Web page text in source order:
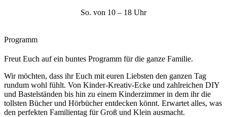
So. von 10 – 18 Uhr
Programm
Freut Euch auf ein buntes Programm für die ganze Familie.
Wir möchten, dass ihr Euch mit euren Liebsten den ganzen Tag
rundum wohl fühlt. Von Kinder-Kreativ-Ecke und zahlreichen DIY
und Bastelständen bis hin zu einem Kinderzimmer in dem ihr die
tollsten Bücher und Hörbücher entdecken könnt. Erwartet alles, was
den perfekten Familientag für Groß und Klein ausmacht.